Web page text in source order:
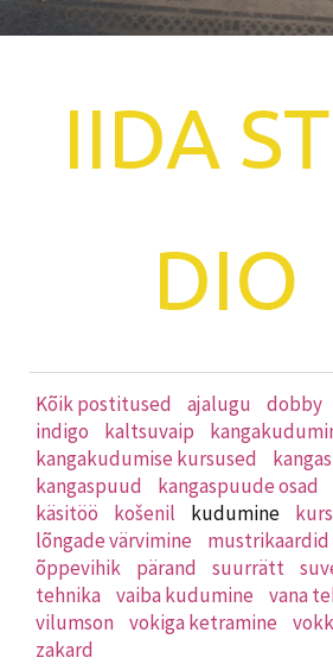
IIDA
DIO
Kõik postitused ajalugu dobby
indigo
kaltsuvaip
kangakudumise kursused
kangaspuud
kangaspuude osad
käsitöö
košenil kudumine
lõngade värvimine
mustrikaardid
õppevihik
pärand suurrätt
tehnika vaiba kudumine vana
vilumson vokiga ketramine vokk
zakard